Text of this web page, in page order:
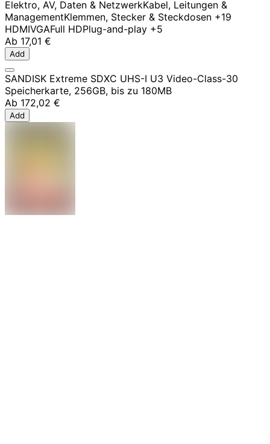
Elektro, AV, Daten & NetzwerkKabel, Leitungen &
ManagementKlemmen, Stecker & Steckdosen +19
HDMIVGAFull HDPlug-and-play +5
Ab 17,01 €
Add
SANDISK Extreme SDXC UHS-I U3 Video-Class-30
Speicherkarte, 256GB, bis zu 180MB
Ab 172,02 €
Add